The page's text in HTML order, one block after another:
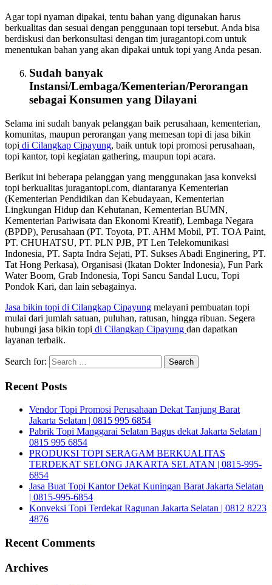
Agar topi nyaman dipakai, tentu bahan yang digunakan harus
berkualitas dan sesuai dengan penggunaan topi tersebut. Anda bisa
berdiskusi dan berkonsultasi dengan tim juragantopi.com untuk
menentukan bahan yang akan dipakai untuk topi yang Anda pesan.
Sudah banyak
Instansi/Lembaga/Kementerian/Perorangan
sebagai Konsumen yang Dilayani
Selama ini sudah banyak pelanggan baik perusahaan, kementerian,
komunitas, maupun perorangan yang memesan topi di jasa bikin
topi di Cilangkap Cipayung, baik untuk topi promosi perusahaan,
topi kantor, topi kegiatan gathering, maupun topi acara.
Berikut ini beberapa pelanggan yang menggunakan jasa konveksi
topi berkualitas juragantopi.com, diantaranya Kementerian
(Kementerian Pendidikan dan Kebudayaan, Kementerian
Lingkungan Hidup dan Kehutanan, Kementerian BUMN,
Kementerian Pariwisata dan Ekonomi Kreatif), Lembaga Negara
(BPDP), Perusahaan (PT. Toyota, PT. AHM Mobil, PT. TOA Paint,
PT. CHUHATSU, PT. PLN PJB, PT Len Telekomunikasi
Indonesia, PT. Sapta Indra Sejati, PT. Sukses Abadi Enginering, PT.
Tat Hong Perkasa), Organisasi (Ikatan Dokter Indonesia), Fun Park
Water Boom, Grab Indonesia, Topi Sancu Sandal Lucu, Topi
Pondok Kari, dan lain sebagainya.
Jasa bikin topi di Cilangkap Cipayung melayani pembuatan topi
mulai dari jumlah satuan, puluhan, ratusan, hingga ribuan. Segera
hubungi jasa bikin topi di Cilangkap Cipayung dan dapatkan
layanan terbaik.
Search for:
Recent Posts
Vendor Topi Promosi Perusahaan Dekat Tanjung Barat
Jakarta Selatan | 0815 995 6854
Pabrik Topi Manggarai Selatan Bagus dekat Jakarta Selatan |
0815 995 6854
PRODUKSI TOPI SERAGAM BERKUALITAS
TERDEKAT SELONG JAKARTA SELATAN | 0815-995-
6854
Jasa Buat Topi Kantor Dekat Kuningan Barat Jakarta Selatan
| 0815-995-6854
Konveksi Topi Terdekat Ragunan Jakarta Selatan | 0812 8223
4876
Recent Comments
Archives